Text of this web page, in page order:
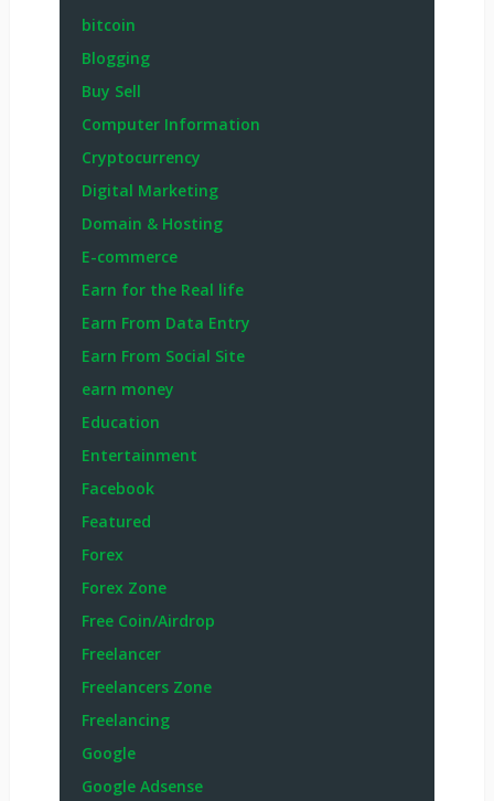
bitcoin
Blogging
Buy Sell
Computer Information
Cryptocurrency
Digital Marketing
Domain & Hosting
E-commerce
Earn for the Real life
Earn From Data Entry
Earn From Social Site
earn money
Education
Entertainment
Facebook
Featured
Forex
Forex Zone
Free Coin/Airdrop
Freelancer
Freelancers Zone
Freelancing
Google
Google Adsense